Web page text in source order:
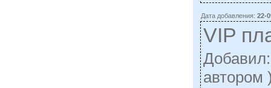
Дата добавления:22-
VIP
автором